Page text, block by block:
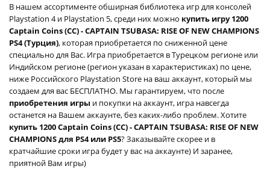
В нашем ассортименте обширная библиотека игр для консолей
Playstation 4 и Playstation 5, среди них можно купить игру 1200
Captain Coins (CC) - CAPTAIN TSUBASA: RISE OF NEW CHAMPIONS
PS4 (Турция), которая приобретается по сниженной цене
специально для Вас. Игра приобретается в Турецком регионе или
Индийском регионе (регион указан в характеристиках) по цене,
ниже Российского Playstation Store на ваш аккаунт, который мы
создаем для вас БЕСПЛАТНО. Мы гарантируем, что после
приобретения игры и покупки на аккаунт, игра навсегда
останется на Вашем аккаунте, без каких-либо проблем. Хотите
купить 1200 Captain Coins (CC) - CAPTAIN TSUBASA: RISE OF NEW
CHAMPIONS для PS4 или PS5? Заказывайте скорее и в
кратчайшие сроки игра будет у вас на аккаунте) И заранее,
приятной Вам игры)